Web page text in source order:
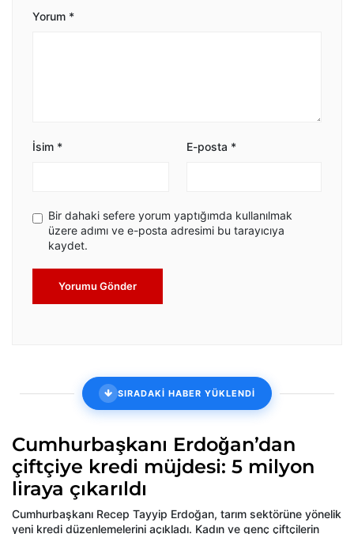
Yorum *
İsim * E-posta *
Bir dahaki sefere yorum yaptığımda kullanılmak
üzere adımı ve e-posta adresimi bu tarayıcıya
kaydet.
Yorumu Gönder
SIRADAKİ HABER YÜKLENDİ
Cumhurbaşkanı Erdoğan’dan
çiftçiye kredi müjdesi: 5 milyon
liraya çıkarıldı
Cumhurbaşkanı Recep Tayyip Erdoğan, tarım sektörüne yönelik
yeni kredi düzenlemelerini açıkladı. Kadın ve genç çiftçilerin